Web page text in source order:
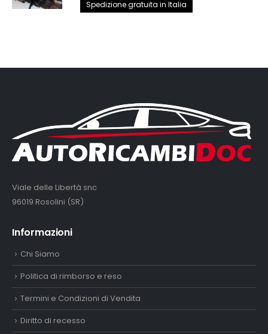
originale
attuale
Spedizione gratuita in Italia
Viale delle Libertà snc
96019 Rosolini (SR)
Informazioni
Chi Siamo
Politica di rimborso e reso
Termini e Condizioni di Vendita
Diritto di recesso